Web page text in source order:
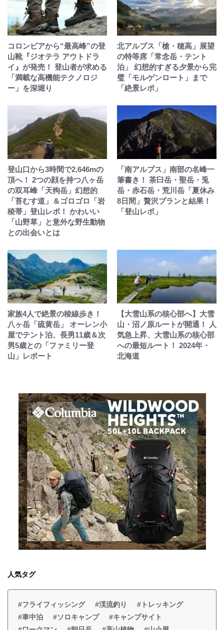
コロンビアから“最高峰”の登
山靴『ジオテラ アウトドラ
イ』が発売！ 登山者が求める
「満載な高機能テクノロジ
ー」を深堀り
北アルプス「槍・穂高」展望
の特等席「常念岳・テント
泊」 幻想的すぎる夕景から完
璧「モルゲンロート」まで
「絶景レポ」
登山口から3時間で2,646mの
頂へ！ 2つの顔を持つ八ヶ岳
の双耳峰「天狗岳」幻想的
「苔むす道」＆ゴロゴロ「岩
稜帯」登山レポ！ かわいい
「山野草」と意外な野生動物
との出会いとは
「南アルプス」南部の名峰一
筆書き！ 茶臼岳・聖岳・兎
岳・赤石岳・荒川岳「夏休み
8日間」贅沢プランと結果！
「登山レポ」
家族4人で絶景の稜線歩き！
八ヶ岳「硫黄岳」 オーレン小
屋でテント泊、長男11歳＆次
男5歳との「ファミリー登
山」レポート
【大雪山系の核心部へ】大雪
山・沼ノ原ルートが開通！ 人
気急上昇、大雪山系の核心部
への最短ルート！ 2024年・
北海道
人気タグ
#フライフィッシング #渓流釣り
#トレッキング
#車中泊
#ソロキャンプ
#キャンプサイト